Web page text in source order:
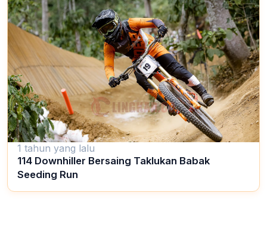
1 tahun yang lalu
114 Downhiller Bersaing Taklukan Babak
Seeding Run